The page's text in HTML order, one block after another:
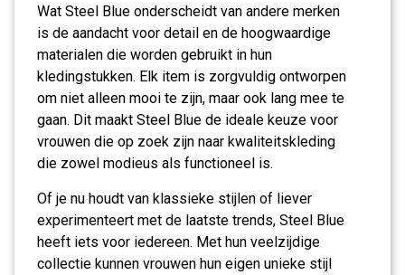
Wat Steel Blue onderscheidt van andere merken
is de aandacht voor detail en de hoogwaardige
materialen die worden gebruikt in hun
kledingstukken. Elk item is zorgvuldig ontworpen
om niet alleen mooi te zijn, maar ook lang mee te
gaan. Dit maakt Steel Blue de ideale keuze voor
vrouwen die op zoek zijn naar kwaliteitskleding
die zowel modieus als functioneel is.
Of je nu houdt van klassieke stijlen of liever
experimenteert met de laatste trends, Steel Blue
heeft iets voor iedereen. Met hun veelzijdige
collectie kunnen vrouwen hun eigen unieke stijl